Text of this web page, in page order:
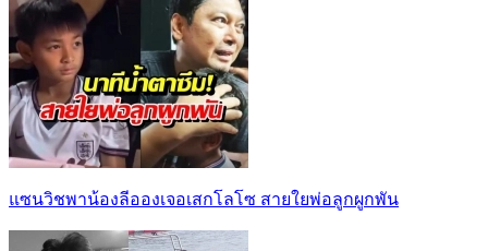
แซนวิชพาน้องลีอองเจอเสกโลโซ สายใยพ่อลูกผูกพัน